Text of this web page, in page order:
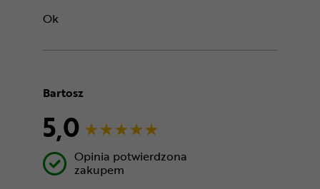
Ok
Bartosz
5,0
Opinia potwierdzona
zakupem